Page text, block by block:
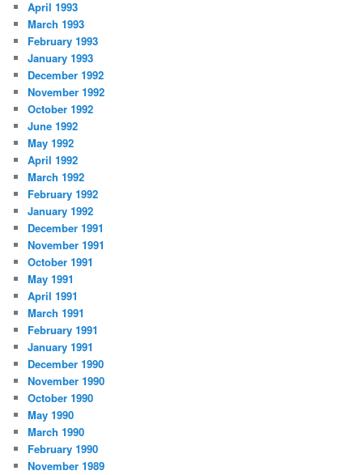
April 1993
March 1993
February 1993
January 1993
December 1992
November 1992
October 1992
June 1992
May 1992
April 1992
March 1992
February 1992
January 1992
December 1991
November 1991
October 1991
May 1991
April 1991
March 1991
February 1991
January 1991
December 1990
November 1990
October 1990
May 1990
March 1990
February 1990
November 1989